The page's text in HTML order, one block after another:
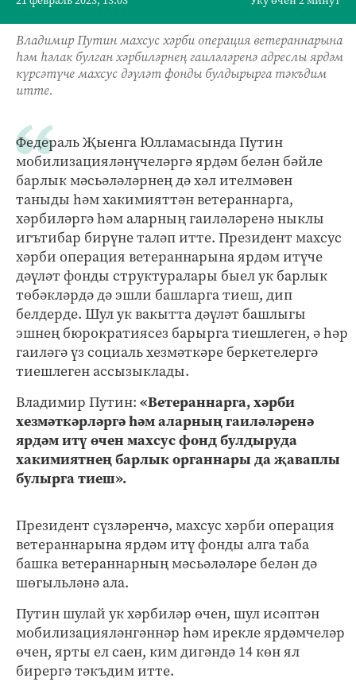
Владимир Путин махсус хәрби операция ветераннарына
һәм һәлак булган хәрбиләрнең гаиләләренә адреслы ярдәм
күрсәтүче махсус дәүләт фонды булдырырга тәкъдим
итте.
Федераль Җыенга Юлламасында Путин
мобилизацияләнүчеләргә ярдәм белән бәйле
барлык мәсьәләләрнең дә хәл ителмәвен
таныды һәм хакимияттән ветераннарга,
хәрбиләргә һәм аларның гаиләләренә ныклы
игътибар бирүне таләп итте. Президент махсус
хәрби операция ветераннарына ярдәм итүче
дәүләт фонды структуралары быел ук барлык
төбәкләрдә дә эшли башларга тиеш, дип
белдерде. Шул ук вакытта дәүләт башлыгы
эшнең бюрократиясез барырга тиешлеген, ә һәр
гаиләгә үз социаль хезмәткәре беркетелергә
тиешлеген ассызыклады.
Владимир Путин: «Ветераннарга, хәрби
хезмәткәрләргә һәм аларның гаиләләренә
ярдәм итү өчен махсус фонд булдыруда
хакимиятнең барлык органнары да җаваплы
булырга тиеш».
Президент сүзләренчә, махсус хәрби операция
ветераннарына ярдәм итү фонды алга таба
башка ветераннарның мәсьәләләре белән дә
шөгыльләнә ала.
Путин шулай ук хәрбиләр өчен, шул исәптән
мобилизацияләнгәннәр һәм ирекле ярдәмчеләр
өчен, ярты ел саен, ким дигәндә 14 көн ял
бирергә тәкъдим итте.